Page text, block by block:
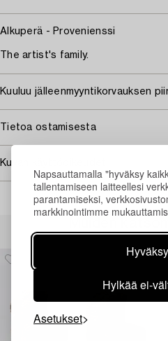
Napsauttamalla "hyväksy
tallentamiseen laitteellesi
parantamiseksi,
markkinointimme
Hylkää ei-
Asetukset
Alkuperä - Provenienssi
The artist's family.
Kuuluu jälleenmyyntikorvauksen
Tietoa ostamisesta
Kuvan käyttöoikeudet